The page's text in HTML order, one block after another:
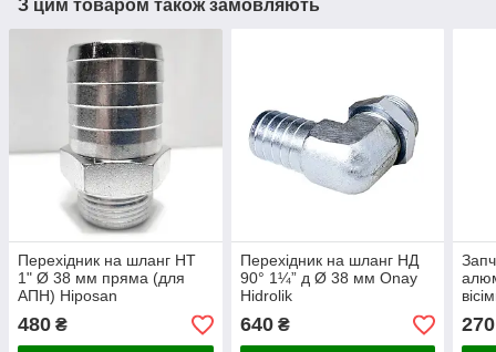
З цим товаром також замовляють
Перехідник на шланг НТ
1" Ø 38 мм пряма (для
АПН) Hiposan
480 ₴
Перехідник на шланг НД
90° 1¼” д Ø 38 мм Onay
Hidrolik
640₴ 270